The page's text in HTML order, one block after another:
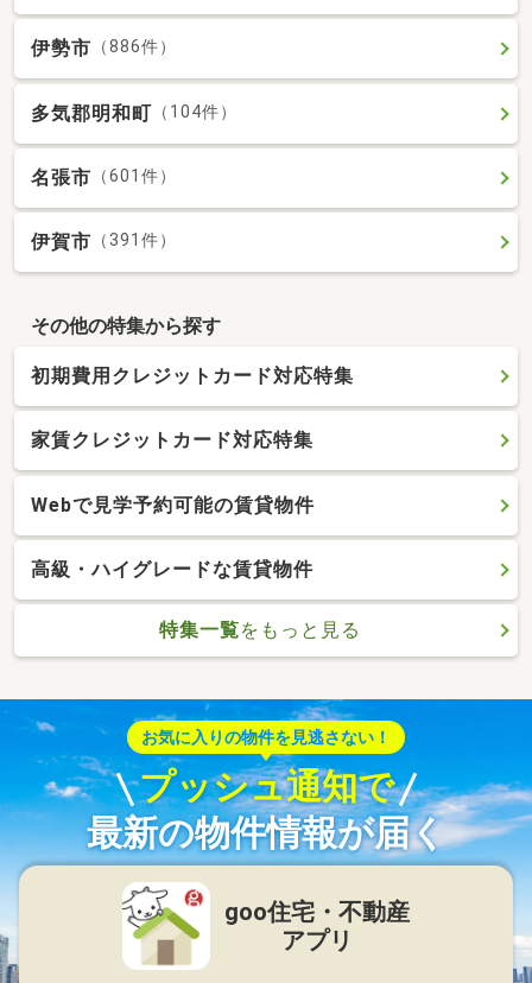
伊勢市 （886件）
多気郡明和町 （104件）
名張市 （601件）
伊賀市 （391件）
その他の特集から探す
初期費用クレジットカード対応特集
家賃クレジットカード対応特集
Webで見学予約可能の賃貸物件
高級・ハイグレードな賃貸物件
特集一覧をもっと見る
お気に入りの物件を見逃さない！
プッシュ通知で
最新の物件情報が届く
goo住宅・不動産
アプリ